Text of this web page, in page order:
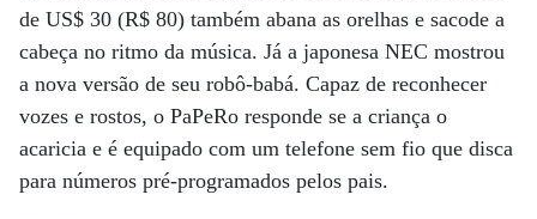
de US$ 30 (R$ 80) também abana as orelhas e sacode a
cabeça no ritmo da música. Já a japonesa NEC mostrou
a nova versão de seu robô-babá. Capaz de reconhecer
vozes e rostos, o PaPeRo responde se a criança o
acaricia e é equipado com um telefone sem fio que disca
para números pré-programados pelos pais.